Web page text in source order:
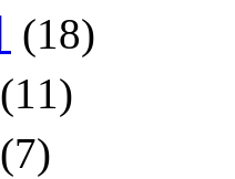
(18)
(11)
(7)